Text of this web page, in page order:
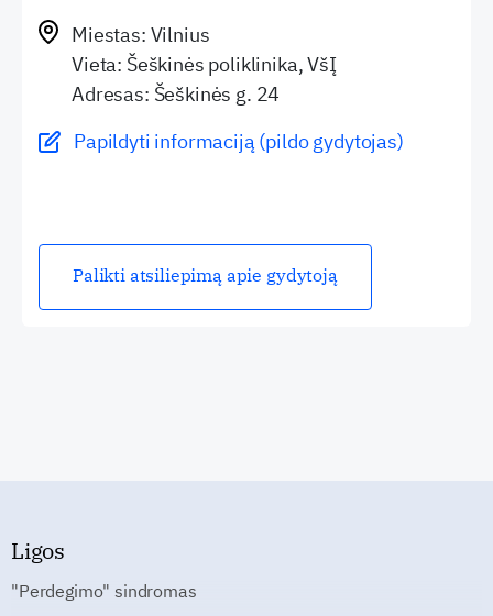
Miestas: Vilnius
Vieta: Šeškinės poliklinika, VšĮ
Adresas: Šeškinės g. 24
Papildyti informaciją (pildo gydytojas)
Palikti atsiliepimą apie gydytoją
Ligos
"Perdegimo" sindromas